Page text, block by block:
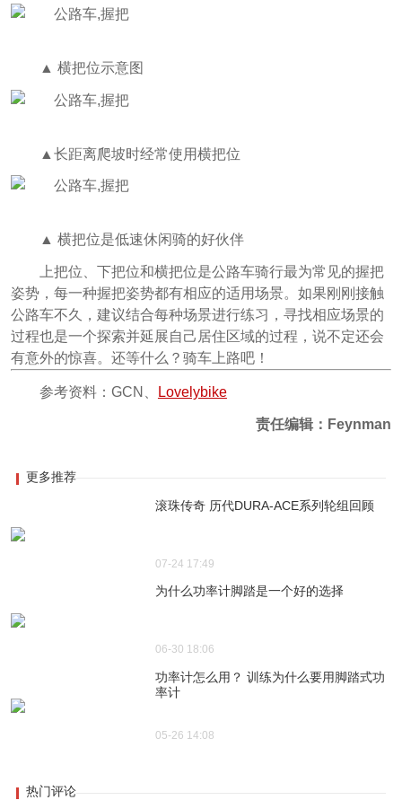
▲ 横把位示意图
▲长距离爬坡时经常使用横把位
▲ 横把位是低速休闲骑的好伙伴
上把位、下把位和横把位是公路车骑行最为常见的握把
姿势，每一种握把姿势都有相应的适用场景。如果刚刚接触
公路车不久，建议结合每种场景进行练习，寻找相应场景的
过程也是一个探索并延展自己居住区域的过程，说不定还会
有意外的惊喜。还等什么？骑车上路吧！
参考资料：GCN、 Lovelybike
责任编辑：Feynman
更多推荐
滚珠传奇 历代DURA-ACE系列轮组回顾
07-24 17:49
为什么功率计脚踏是一个好的选择
06-30 18:06
功率计怎么用？ 训练为什么要用脚踏式功
率计
05-26 14:08
热门评论